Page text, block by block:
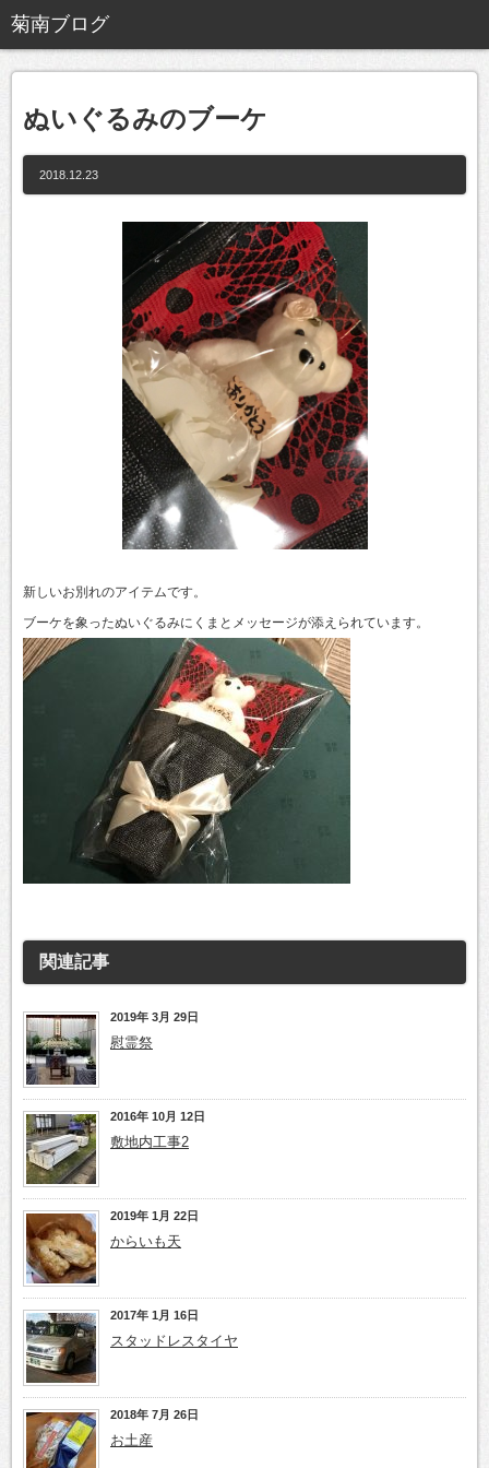
ぬいぐるみのブーケ
2018.12.23
新しいお別れのアイテムです。
ブーケを象ったぬいぐるみにくまとメッセージが添えられています。
関連記事
2019年 3月 29日
慰霊祭
2016年 10月 12日
敷地内工事2
2019年 1月 22日
からいも天
2017年 1月 16日
スタッドレスタイヤ
2018年 7月 26日
お土産